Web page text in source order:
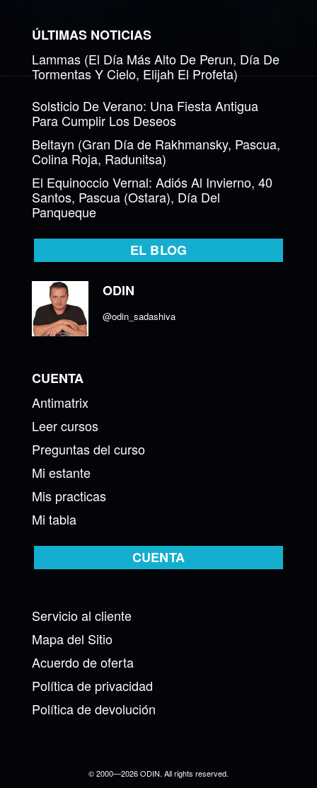
ÚLTIMAS NOTICIAS
Lammas (El Día Más Alto De Perun, Día De
Tormentas Y Cielo, Elijah El Profeta)
Solsticio De Verano: Una Fiesta Antigua
Para Cumplir Los Deseos
Beltayn (Gran Día de Rakhmansky, Pascua,
Colina Roja, Radunitsa)
El Equinoccio Vernal: Adiós Al Invierno, 40
Santos, Pascua (Ostara), Día Del
Panqueque
EL BLOG
ODIN
@odin_sadashiva
CUENTA
Antimatrix
Leer cursos
Preguntas del curso
Mi estante
Mis practicas
Mi tabla
CUENTA
Servicio al cliente
Mapa del Sitio
Acuerdo de oferta
Política de privacidad
Política de devolución
© 2000—2026 ODIN. All rights reserved.